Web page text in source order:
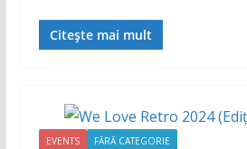
Citește mai mult
EVENTS FĂRĂ CATEGORIE